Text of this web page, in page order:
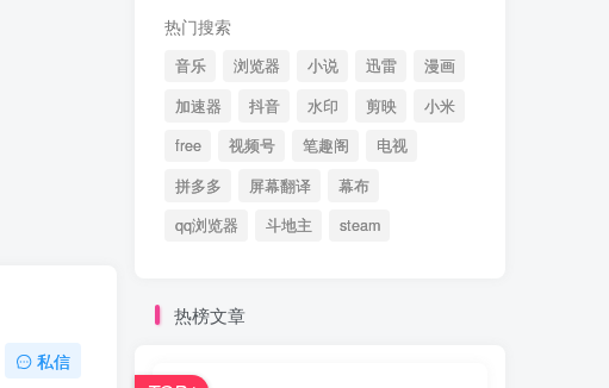
私信
热门搜索
音乐 浏览器 小说 迅雷
漫画
加速器
抖音 水印 剪映
小米
free
视频号 笔趣阁
电视
拼多多
屏幕翻译
幕布
qq浏览器
斗地主 steam
热榜文章